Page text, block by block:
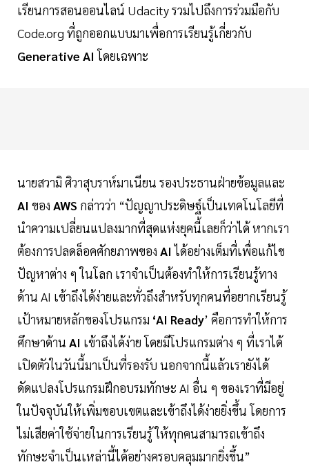
เรียนการสอนออนไลน์ Udacity รวมไปถึงการร่วมมือกับ
Code.org ที่ถูกออกแบบมาเพื่อการเรียนรู้เกี่ยวกับ
Generative AIโดยเฉพาะ
นายสวามิ ศิวาสุบราห์มาเนียน รองประธานฝ่ายข้อมูลและ
AI ของ AWS กล่าวว่า “ปัญญาประดิษฐ์เป็นเทคโนโลยีที่
นำความเปลี่ยนแปลงมากที่สุดแห่งยุคนี้เลยก็ว่าได้ หากเรา
ต้องการปลดล็อคศักยภาพของ AI ได้อย่างเต็มที่เพื่อแก้ไข
ปัญหาต่าง ๆ ในโลก เราจำเป็นต้องทำให้การเรียนรู้ทาง
ด้าน AI เข้าถึงได้ง่ายและทั่วถึงสำหรับทุกคนที่อยากเรียนรู้
เป้าหมายหลักของโปรแกรม ‘AI Ready’ คือการทำให้การ
ศึกษาด้าน AI เข้าถึงได้ง่าย โดยมีโปรแกรมต่าง ๆ ที่เราได้
เปิดตัวในวันนี้มาเป็นที่รองรับ นอกจากนี้แล้วเรายังได้
ดัดแปลงโปรแกรมฝึกอบรมทักษะ AI อื่น ๆ ของเราที่มีอยู่
ในปัจจุบันให้เพิ่มขอบเขตและเข้าถึงได้ง่ายยิ่งขึ้น โดยการ
ไม่เสียค่าใช้จ่ายในการเรียนรู้ ให้ทุกคนสามารถเข้าถึง
ทักษะจำเป็นเหล่านี้ได้อย่างครอบคลุมมากยิ่งขึ้น”